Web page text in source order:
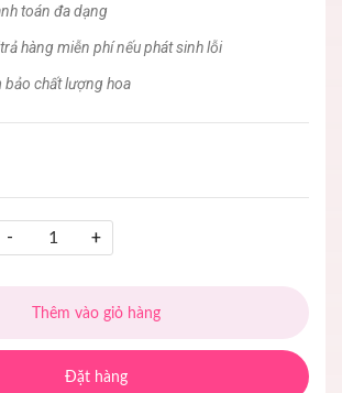
toán đa dạng
hàng miễn phí nếu phát sinh lỗi
bảo chất lượng hoa
- +
Thêm vào giỏ hàng
Đặt hàng